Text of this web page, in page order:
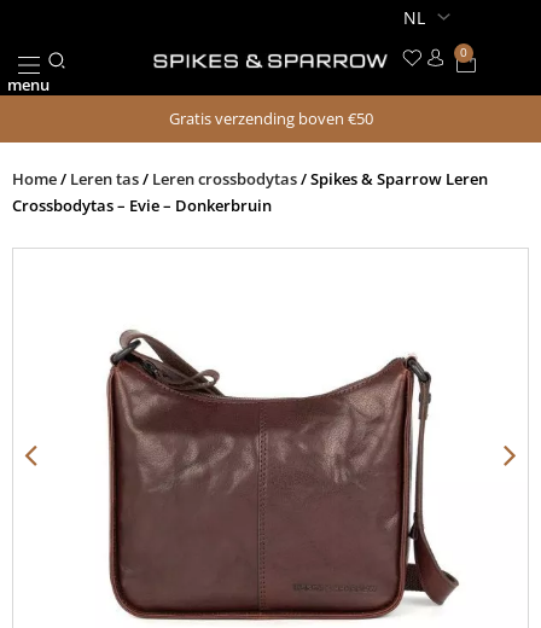
de
inhoud
menu
0
Gratis verzending boven €50
Home/ Leren tas/ Leren crossbodytas/ Spikes & Sparrow Leren
Crossbodytas – Evie – Donkerbruin